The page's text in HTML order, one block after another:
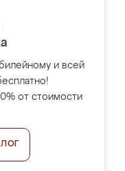
и всей
от стоимости